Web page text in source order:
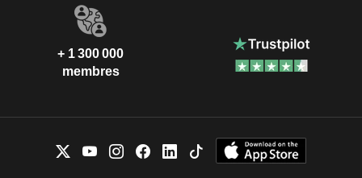
+ 1 300 000
membres